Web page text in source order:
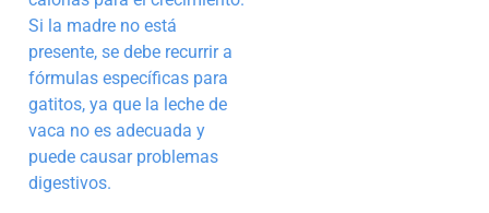
Si la madre no está
presente, se debe recurrir a
fórmulas específicas para
gatitos, ya que la leche de
vaca no es adecuada y
puede causar problemas
digestivos.